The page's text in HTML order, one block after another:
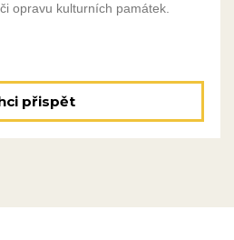
opravu kulturních památek.
přispět